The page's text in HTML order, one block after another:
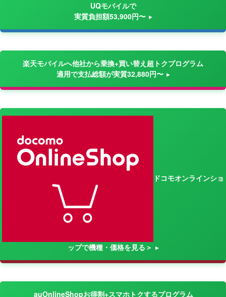
UQモバイルで
実質負担額53,900円〜
楽天モバイルへ他社から乗換+買い替え超トクプログラム
適用で支払総額が実質32,880円〜
ドコモオンラインショ
ップで機種・価格を見る＞
auOnlineShopお得割+スマホトクするプログラム